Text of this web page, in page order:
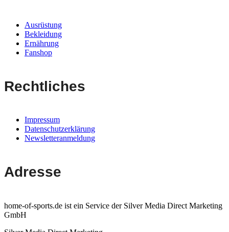
Ausrüstung
Bekleidung
Ernährung
Fanshop
Rechtliches
Impressum
Datenschutzerklärung
Newsletteranmeldung
Adresse
home-of-sports.de ist ein Service der Silver Media Direct Marketing
GmbH